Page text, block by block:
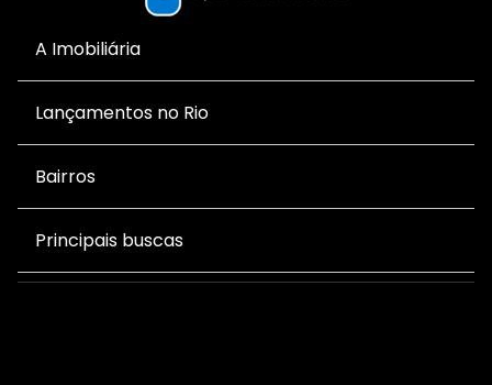
A Imobiliária
Lançamentos no Rio
Bairros
Principais buscas